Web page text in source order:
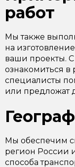
работ
Мы также
на
ваши проекты.
ознакомиться
специалисты
или предложат
Мы обеспечим
регион России
способа